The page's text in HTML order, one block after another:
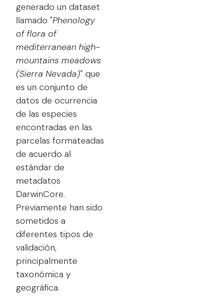
generado un dataset
llamado "Phenology
of flora of
mediterranean high-
mountains meadows
(Sierra Nevada)" que
es un conjunto de
datos de ocurrencia
de las especies
encontradas en las
parcelas formateadas
de acuerdo al
estándar de
metadatos
DarwinCore.
Previamente han sido
sometidos a
diferentes tipos de
validación,
principalmente
taxonómica y
geográfica.